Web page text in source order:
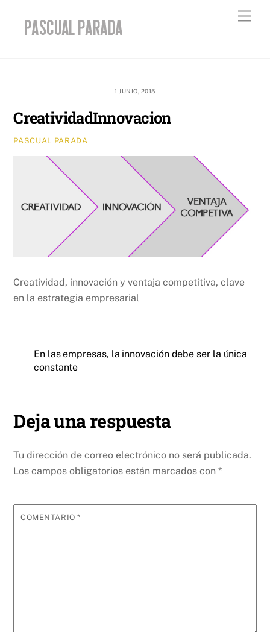
content
1 JUNIO, 2015
CreatividadInnovacion
PASCUAL PARADA
Creatividad, innovación y ventaja competitiva, clave
en la estrategia empresarial
En las empresas, la innovación debe ser la única
constante
Deja una respuesta
Tu dirección de correo electrónico no será publicada.
Los campos obligatorios están marcados con*
COMENTARIO*